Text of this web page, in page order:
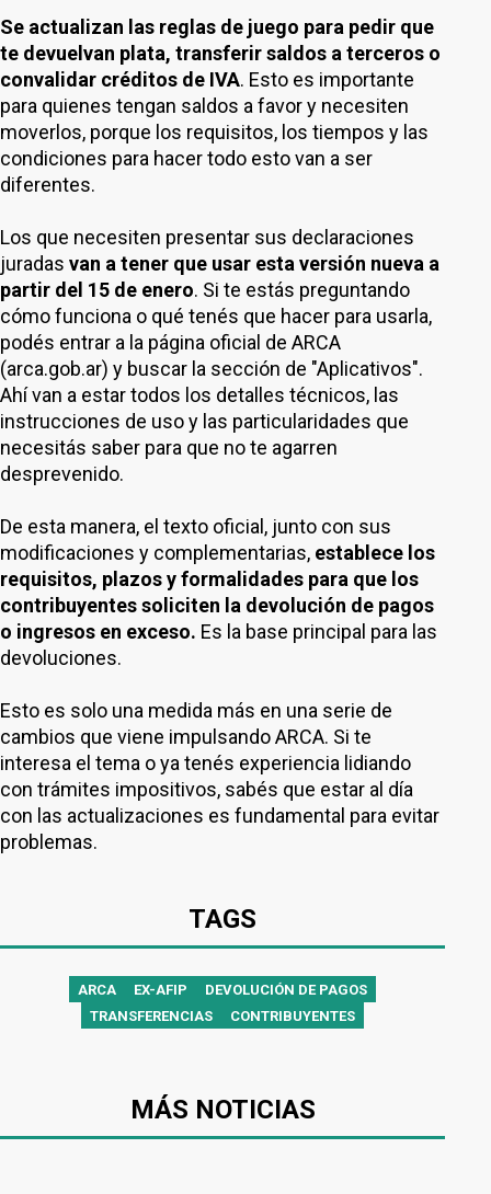
Se actualizan las reglas de juego para pedir que
te devuelvan plata, transferir saldos a terceros o
convalidar créditos de IVA. Esto es importante
para quienes tengan saldos a favor y necesiten
moverlos, porque los requisitos, los tiempos y las
condiciones para hacer todo esto van a ser
diferentes.
Los que necesiten presentar sus declaraciones
juradas van a tener que usar esta versión nueva a
partir del 15 de enero. Si te estás preguntando
cómo funciona o qué tenés que hacer para usarla,
podés entrar a la página oficial de ARCA
(arca.gob.ar) y buscar la sección de "Aplicativos".
Ahí van a estar todos los detalles técnicos, las
instrucciones de uso y las particularidades que
necesitás saber para que no te agarren
desprevenido.
De esta manera, el texto oficial, junto con sus
modificaciones y complementarias, establece los
requisitos, plazos y formalidades para que los
contribuyentes soliciten la devolución de pagos
o ingresos en exceso. Es la base principal para las
devoluciones.
Esto es solo una medida más en una serie de
cambios que viene impulsando ARCA. Si te
interesa el tema o ya tenés experiencia lidiando
con trámites impositivos, sabés que estar al día
con las actualizaciones es fundamental para evitar
problemas.
TAGS
ARCA EX-AFIP
DEVOLUCIÓN DE PAGOS
TRANSFERENCIAS
CONTRIBUYENTES
MÁS NOTICIAS